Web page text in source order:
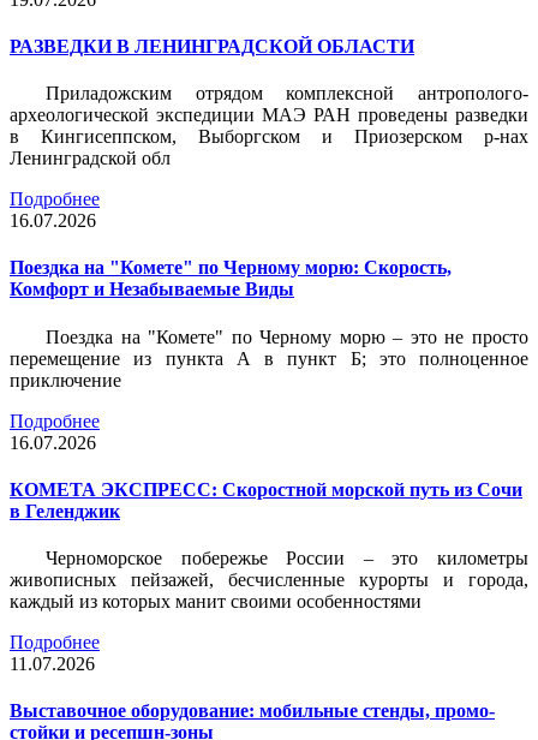
РАЗВЕДКИ В ЛЕНИНГРАДСКОЙ ОБЛАСТИ
Приладожским отрядом комплексной антрополого-
археологической экспедиции МАЭ РАН проведены разведки
в Кингисеппском, Выборгском и Приозерском р-нах
Ленинградской обл
Подробнее
16.07.2026
Поездка на "Комете" по Черному морю: Скорость,
Комфорт и Незабываемые Виды
Поездка на "Комете" по Черному морю – это не просто
перемещение из пункта А в пункт Б; это полноценное
приключение
Подробнее
16.07.2026
КОМЕТА ЭКСПРЕСС: Скоростной морской путь из Сочи
в Геленджик
Черноморское побережье России – это километры
живописных пейзажей, бесчисленные курорты и города,
каждый из которых манит своими особенностями
Подробнее
11.07.2026
Выставочное оборудование: мобильные стенды, промо-
стойки и ресепшн-зоны